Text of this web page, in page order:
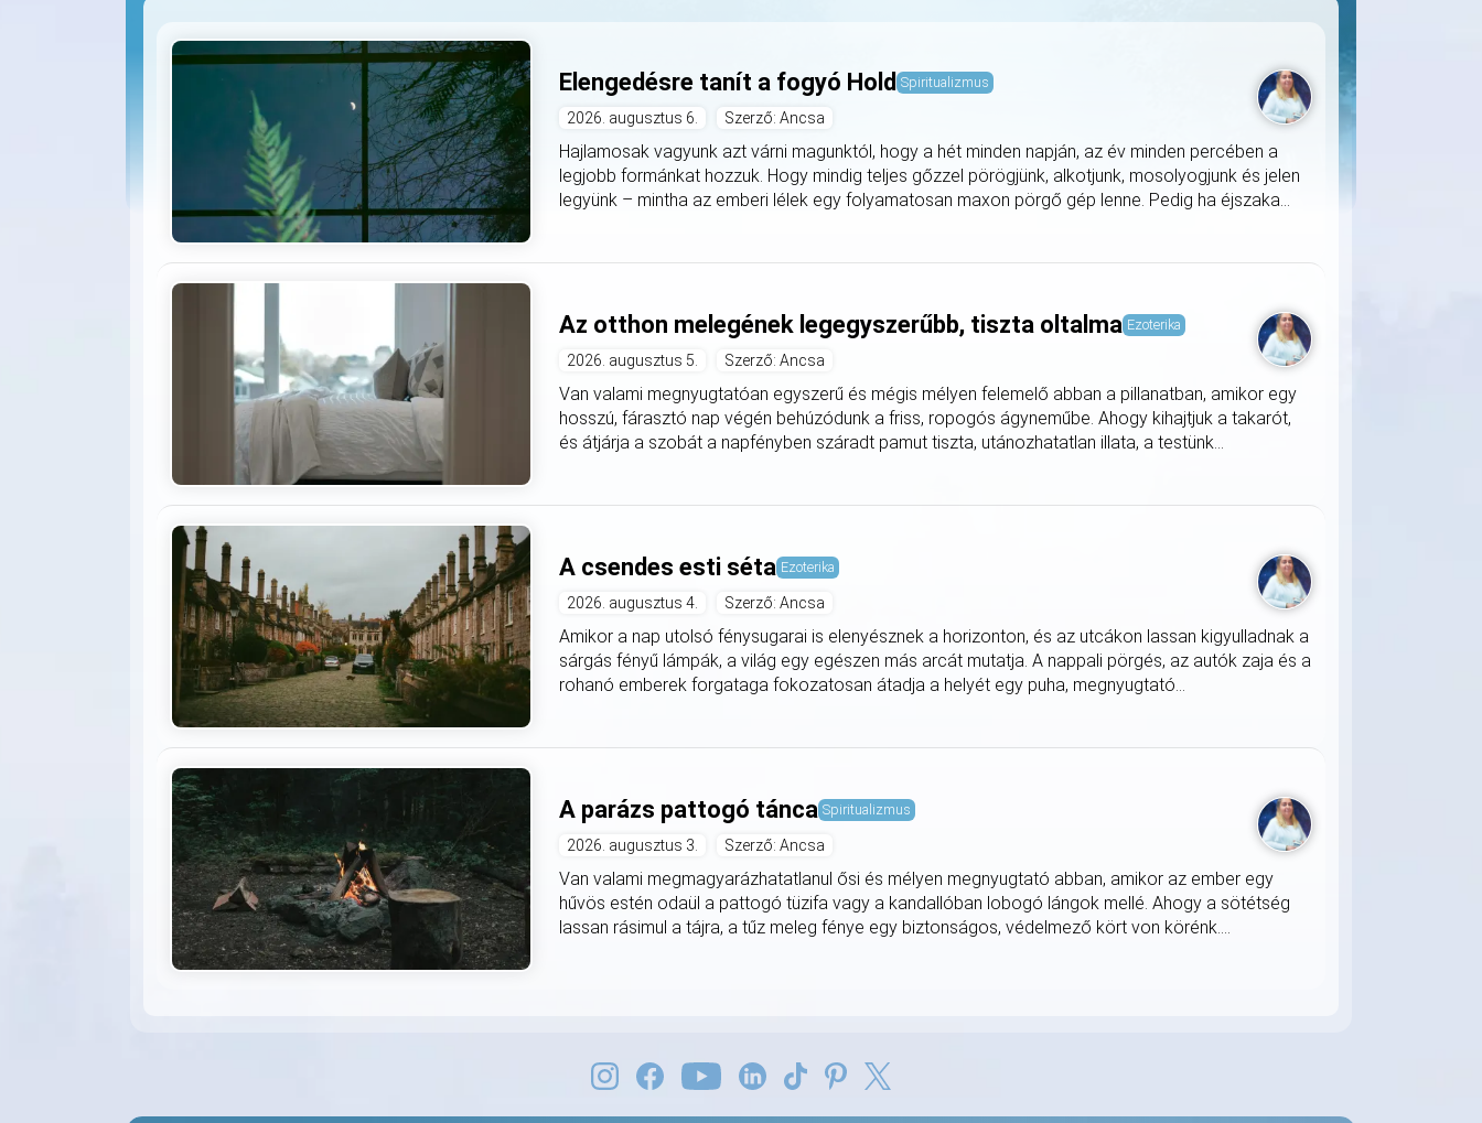
Elengedésre tanít a fogyó Hold Spiritualizmus
2026. augusztus 6. Szerző: Ancsa
Hajlamosak vagyunk azt várni magunktól, hogy a hét minden napján, az év minden percében a
legjobb formánkat hozzuk. Hogy mindig teljes gőzzel pörögjünk, alkotjunk, mosolyogjunk és jelen
legyünk – mintha az emberi lélek egy folyamatosan maxon pörgő gép lenne. Pedig ha éjszaka...
Az otthon melegének legegyszerűbb, tiszta oltalma Ezoterika
2026. augusztus 5. Szerző: Ancsa
Van valami megnyugtatóan egyszerű és mégis mélyen felemelő abban a pillanatban, amikor egy
hosszú, fárasztó nap végén behúzódunk a friss, ropogós ágyneműbe. Ahogy kihajtjuk a takarót,
és átjárja a szobát a napfényben száradt pamut tiszta, utánozhatatlan illata, a testünk...
A csendes esti séta Ezoterika
2026. augusztus 4. Szerző: Ancsa
Amikor a nap utolsó fénysugarai is elenyésznek a horizonton, és az utcákon lassan kigyulladnak a
sárgás fényű lámpák, a világ egy egészen más arcát mutatja. A nappali pörgés, az autók zaja és a
rohanó emberek forgataga fokozatosan átadja a helyét egy puha, megnyugtató...
A parázs pattogó tánca Spiritualizmus
2026. augusztus 3. Szerző: Ancsa
Van valami megmagyarázhatatlanul ősi és mélyen megnyugtató abban, amikor az ember egy
hűvös estén odaül a pattogó tüzifa vagy a kandallóban lobogó lángok mellé. Ahogy a sötétség
lassan rásimul a tájra, a tűz meleg fénye egy biztonságos, védelmező kört von körénk....